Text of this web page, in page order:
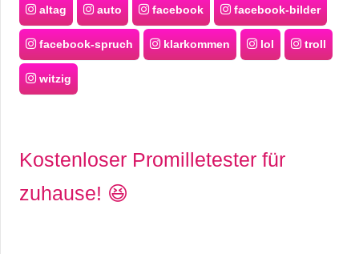
altag auto facebook facebook-bilder
facebook-spruch klarkommen lol troll
witzig
Kostenloser Promilletester für
zuhause! 😆